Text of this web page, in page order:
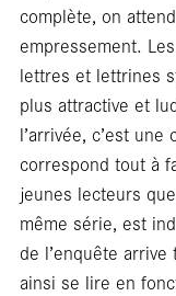
complète, on
empressement.
lettres et lettrines
plus attractive et
l’arrivée, c’est
correspond tout à
jeunes lecteurs
même série, est
de l’enquête
ainsi se lire en